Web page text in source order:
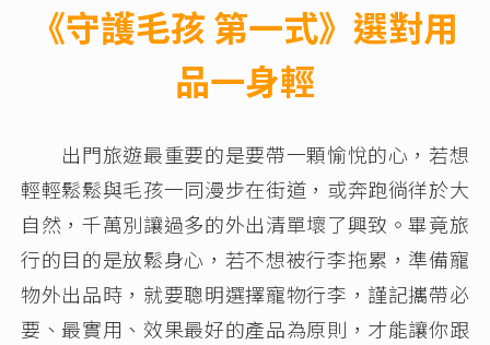
《守護毛孩 第一式》選對用
品一身輕
出門旅遊最重要的是要帶一顆愉悅的心，若想
輕輕鬆鬆與毛孩一同漫步在街道，或奔跑徜徉於大
自然，千萬別讓過多的外出清單壞了興致。畢竟旅
行的目的是放鬆身心，若不想被行李拖累，準備寵
物外出品時，就要聰明選擇寵物行李，謹記攜帶必
要、最實用、效果最好的產品為原則，才能讓你跟